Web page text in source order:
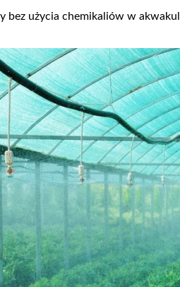
bez użycia chemikaliów w